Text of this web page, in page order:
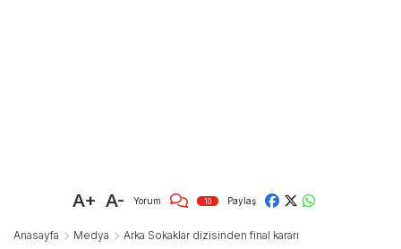
A+ A- Yorum 10 Paylaş
Anasayfa Medya Arka Sokaklar dizisinden final kararı